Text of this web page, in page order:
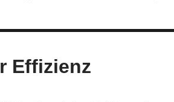
Effizienz